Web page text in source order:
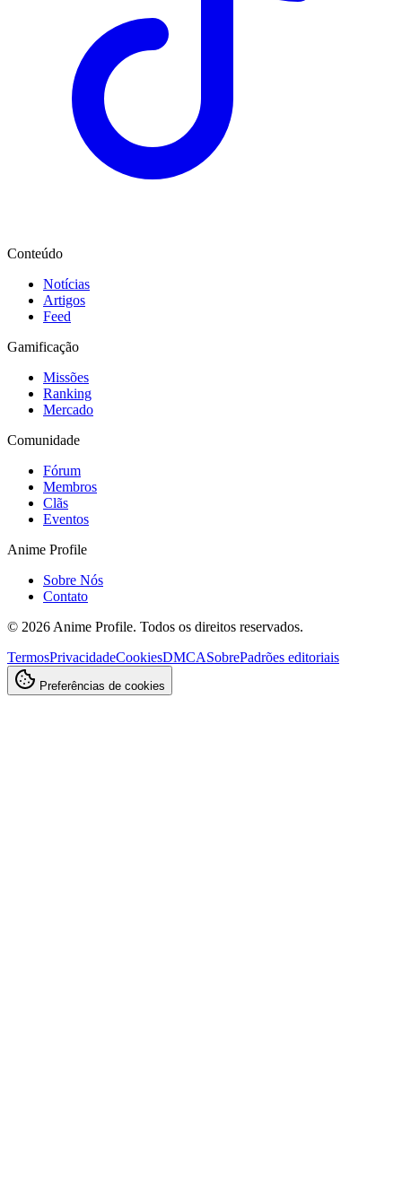
Conteúdo
Notícias
Artigos
Feed
Gamificação
Missões
Ranking
Mercado
Comunidade
Fórum
Membros
Clãs
Eventos
Anime Profile
Sobre Nós
Contato
© 2026 Anime Profile. Todos os direitos reservados.
TermosPrivacidadeCookiesDMCASobrePadrões editoriais
Preferências de cookies